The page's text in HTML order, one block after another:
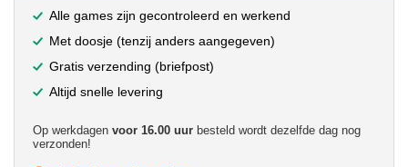
Alle games zijn gecontroleerd en werkend
Met doosje (tenzij anders aangegeven)
Gratis verzending (briefpost)
Altijd snelle levering
Op werkdagen voor 16.00 uur besteld wordt dezelfde dag nog
verzonden!